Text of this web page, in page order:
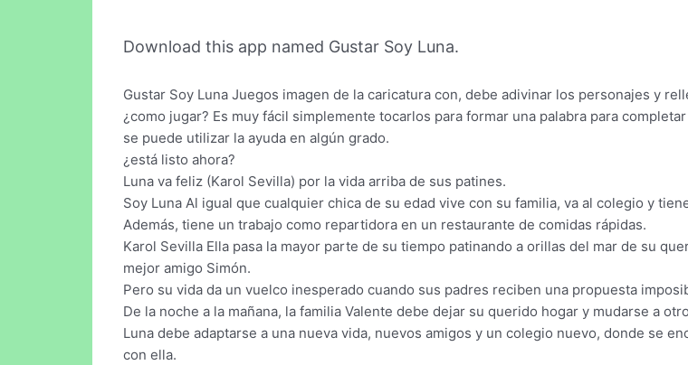
Download this app named Gustar Soy Luna.
Gustar Soy Luna Juegos imagen de la caricatura con, debe adivinar los personajes y
¿como jugar? Es muy fácil simplemente tocarlos para formar una palabra para
se puede utilizar la ayuda en algún grado.
¿está listo ahora?
Luna va feliz (Karol Sevilla) por la vida arriba de sus patines.
Soy Luna Al igual que cualquier chica de su edad vive con su familia, va al colegio y
Además, tiene un trabajo como repartidora en un restaurante de comidas rápidas.
Karol Sevilla Ella pasa la mayor parte de su tiempo patinando a orillas del mar de su
mejor amigo Simón.
Pero su vida da un vuelco inesperado cuando sus padres reciben una propuesta
De la noche a la mañana, la familia Valente debe dejar su querido hogar y mudarse a
Luna debe adaptarse a una nueva vida, nuevos amigos y un colegio nuevo, donde se
con ella.